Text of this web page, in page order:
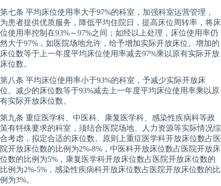
第七条 平均床位使用率大于97%的科室，加强科室运营管理，
为患者提供优质服务，降低平均住院日，提高床位周转率，将床
位使用率控制在93%～97%之间；如经以上处理，床位使用率仍
然大于97%，如医院场地允许，给予增加实际开放床位。增加的
床位数等于上一年度平均床位使用率减去97%乘以原有实际开放
床位数。
第八条 平均床位使用率小于93%的科室，予减少实际开放床
位。减少的床位数等于93%减去上一年度平均床位使用率乘以原
有实际开放床位数。
第九条 重症医学科、中医科、康复医学科、感染性疾病科等政
策有特殊要求的科室，须结合医院场地、人力资源等实际情况综
合考虑，拟定合适的床位数。原则上重症医学科开放床位数占医
院开放床位数的比例为2%-8%，中医科开放床位数占医院开放床
位数的比例为5%，康复医学科开放床位数占医院开放床位数的
比例为2%-5%，感染性疾病科开放床位数占医院开放床位数的比
例为3%。